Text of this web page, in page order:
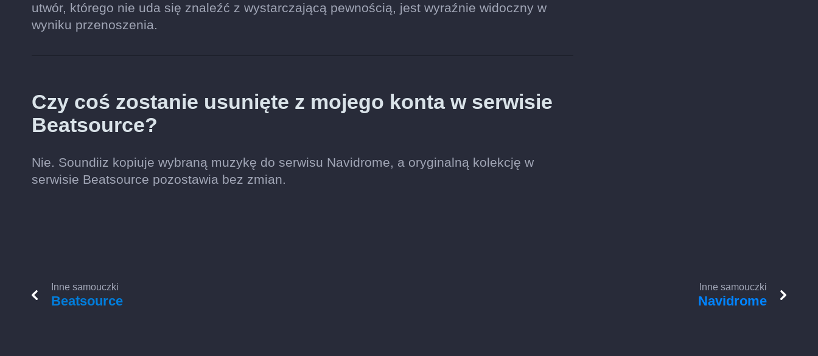
utwór, którego nie uda się znaleźć z wystarczającą pewnością, jest wyraźnie widoczny w
wyniku przenoszenia.
Czy coś zostanie usunięte z mojego konta w serwisie
Beatsource?
Nie. Soundiiz kopiuje wybraną muzykę do serwisu Navidrome, a oryginalną kolekcję w
serwisie Beatsource pozostawia bez zmian.
Inne samouczki
Beatsource
Inne samouczki
Navidrome